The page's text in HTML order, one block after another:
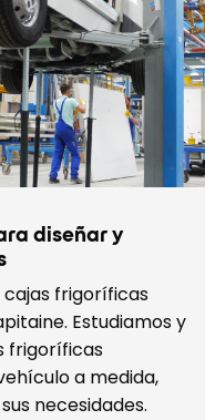
diseñar y
frigoríficas
Estudiamos y
frigoríficas
a medida,
necesidades.